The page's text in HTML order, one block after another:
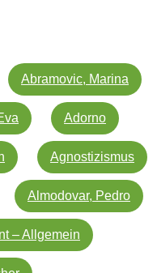
Abramovic, Marina
Adorno
Agnostizismus
Almodovar, Pedro
– Allgemein